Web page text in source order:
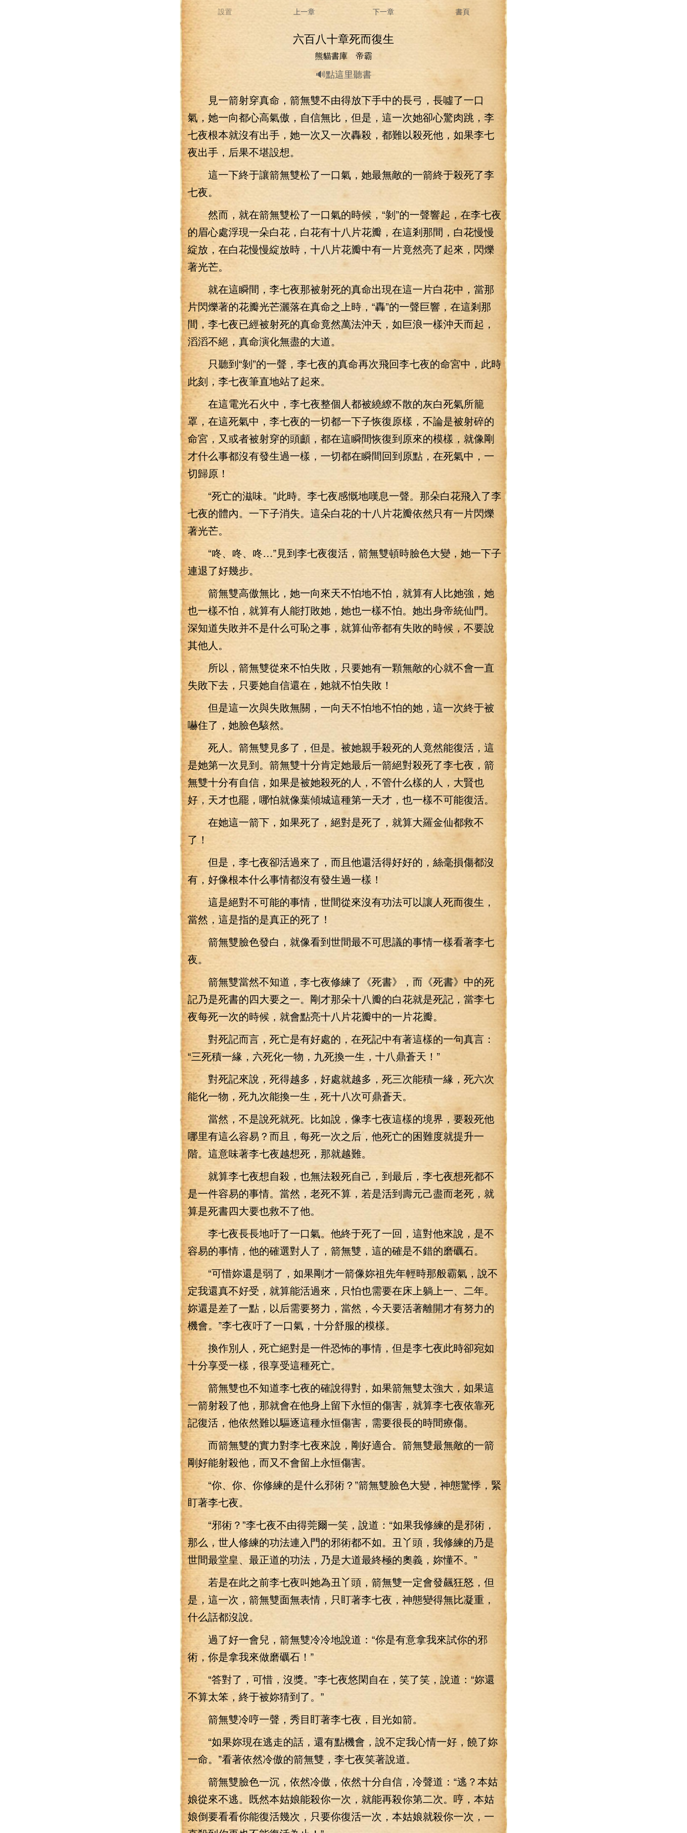
設置 上一章 下一章 書頁
六百八十章死而復生
熊貓書庫 帝霸
🔊點這里聽書
見一箭射穿真命，箭無雙不由得放下手中的長弓，長噓了一口
氣，她一向都心高氣傲，自信無比，但是，這一次她卻心驚肉跳，李
七夜根本就沒有出手，她一次又一次轟殺，都難以殺死他，如果李七
夜出手，后果不堪設想。
這一下終于讓箭無雙松了一口氣，她最無敵的一箭終于殺死了李
七夜。
然而，就在箭無雙松了一口氣的時候，“剝”的一聲響起，在李七夜
的眉心處浮現一朵白花，白花有十八片花瓣，在這剎那間，白花慢慢
綻放，在白花慢慢綻放時，十八片花瓣中有一片竟然亮了起來，閃爍
著光芒。
就在這瞬間，李七夜那被射死的真命出現在這一片白花中，當那
片閃爍著的花瓣光芒灑落在真命之上時，“轟”的一聲巨響，在這剎那
間，李七夜已經被射死的真命竟然萬法沖天，如巨浪一樣沖天而起，
滔滔不絕，真命演化無盡的大道。
只聽到“剝”的一聲，李七夜的真命再次飛回李七夜的命宮中，此時
此刻，李七夜筆直地站了起來。
在這電光石火中，李七夜整個人都被繞繚不散的灰白死氣所籠
罩，在這死氣中，李七夜的一切都一下子恢復原樣，不論是被射碎的
命宮，又或者被射穿的頭顱，都在這瞬間恢復到原來的模樣，就像剛
才什么事都沒有發生過一樣，一切都在瞬間回到原點，在死氣中，一
切歸原！
“死亡的滋味。”此時。李七夜感慨地嘆息一聲。那朵白花飛入了李
七夜的體內。一下子消失。這朵白花的十八片花瓣依然只有一片閃爍
著光芒。
“咚、咚、咚…”見到李七夜復活，箭無雙頓時臉色大變，她一下子
連退了好幾步。
箭無雙高傲無比，她一向來天不怕地不怕，就算有人比她強，她
也一樣不怕，就算有人能打敗她，她也一樣不怕。她出身帝統仙門。
深知道失敗并不是什么可恥之事，就算仙帝都有失敗的時候，不要說
其他人。
所以，箭無雙從來不怕失敗，只要她有一顆無敵的心就不會一直
失敗下去，只要她自信還在，她就不怕失敗！
但是這一次與失敗無關，一向天不怕地不怕的她，這一次終于被
嚇住了，她臉色駭然。
死人。箭無雙見多了，但是。被她親手殺死的人竟然能復活，這
是她第一次見到。箭無雙十分肯定她最后一箭絕對殺死了李七夜，箭
無雙十分有自信，如果是被她殺死的人，不管什么樣的人，大賢也
好，天才也罷，哪怕就像葉傾城這種第一天才，也一樣不可能復活。
在她這一箭下，如果死了，絕對是死了，就算大羅金仙都救不
了！
但是，李七夜卻活過來了，而且他還活得好好的，絲毫損傷都沒
有，好像根本什么事情都沒有發生過一樣！
這是絕對不可能的事情，世間從來沒有功法可以讓人死而復生，
當然，這是指的是真正的死了！
箭無雙臉色發白，就像看到世間最不可思議的事情一樣看著李七
夜。
箭無雙當然不知道，李七夜修練了《死書》，而《死書》中的死
記乃是死書的四大要之一。剛才那朵十八瓣的白花就是死記，當李七
夜每死一次的時候，就會點亮十八片花瓣中的一片花瓣。
對死記而言，死亡是有好處的，在死記中有著這樣的一句真言：
“三死積一緣，六死化一物，九死換一生，十八鼎蒼天！”
對死記來說，死得越多，好處就越多，死三次能積一緣，死六次
能化一物，死九次能換一生，死十八次可鼎蒼天。
當然，不是說死就死。比如說，像李七夜這樣的境界，要殺死他
哪里有這么容易？而且，每死一次之后，他死亡的困難度就提升一
階。這意味著李七夜越想死，那就越難。
就算李七夜想自殺，也無法殺死自己，到最后，李七夜想死都不
是一件容易的事情。當然，老死不算，若是活到壽元己盡而老死，就
算是死書四大要也救不了他。
李七夜長長地吁了一口氣。他終于死了一回，這對他來說，是不
容易的事情，他的確選對人了，箭無雙，這的確是不錯的磨礪石。
“可惜妳還是弱了，如果剛才一箭像妳祖先年輕時那般霸氣，說不
定我還真不好受，就算能活過來，只怕也需要在床上躺上一、二年。
妳還是差了一點，以后需要努力，當然，今天要活著離開才有努力的
機會。”李七夜吁了一口氣，十分舒服的模樣。
換作別人，死亡絕對是一件恐怖的事情，但是李七夜此時卻宛如
十分享受一樣，很享受這種死亡。
箭無雙也不知道李七夜的確說得對，如果箭無雙太強大，如果這
一箭射殺了他，那就會在他身上留下永恒的傷害，就算李七夜依靠死
記復活，他依然難以驅逐這種永恒傷害，需要很長的時間療傷。
而箭無雙的實力對李七夜來說，剛好適合。箭無雙最無敵的一箭
剛好能射殺他，而又不會留上永恒傷害。
“你、你、你修練的是什么邪術？”箭無雙臉色大變，神態驚悸，緊
盯著李七夜。
“邪術？”李七夜不由得莞爾一笑，說道：“如果我修練的是邪術，
那么，世人修練的功法連入門的邪術都不如。丑丫頭，我修練的乃是
世間最堂皇、最正道的功法，乃是大道最終極的奧義，妳懂不。”
若是在此之前李七夜叫她為丑丫頭，箭無雙一定會發飆狂怒，但
是，這一次，箭無雙面無表情，只盯著李七夜，神態變得無比凝重，
什么話都沒說。
過了好一會兒，箭無雙冷冷地說道：“你是有意拿我來試你的邪
術，你是拿我來做磨礪石！”
“答對了，可惜，沒獎。”李七夜悠閑自在，笑了笑，說道：“妳還
不算太笨，終于被妳猜到了。”
箭無雙冷哼一聲，秀目盯著李七夜，目光如箭。
“如果妳現在逃走的話，還有點機會，說不定我心情一好，饒了妳
一命。”看著依然冷傲的箭無雙，李七夜笑著說道。
箭無雙臉色一沉，依然冷傲，依然十分自信，冷聲道：“逃？本姑
娘從來不逃。既然本姑娘能殺你一次，就能再殺你第二次。哼，本姑
娘倒要看看你能復活幾次，只要你復活一次，本姑娘就殺你一次，一